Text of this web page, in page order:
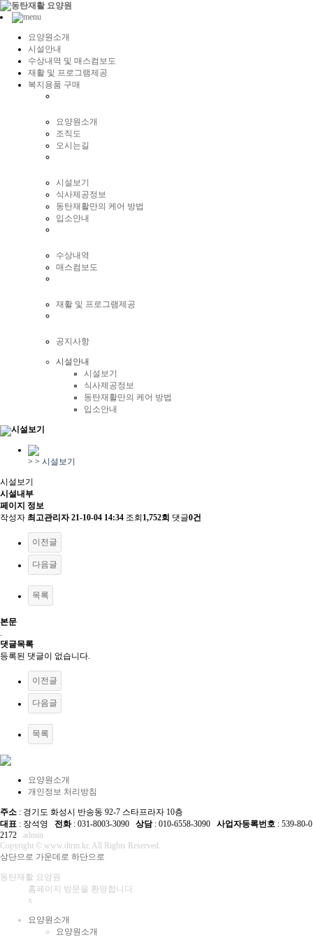
요양원소개
시설안내
수상내역 및 매스컴보도
재활 및 프로그램제공
복지용품 구매
요양원소개
조직도
오시는길
시설보기
식사제공정보
동탄재활만의 케어 방법
입소안내
수상내역
매스컴보도
재활 및 프로그램제공
공지사항
시설안내
시설보기
식사제공정보
동탄재활만의 케어 방법
입소안내
시설보기
> > 시설보기
시설보기
시설내부
페이지 정보
작성자 최고관리자 21-10-04 14:34 조회1,752회 댓글0건
이전글
다음글
목록
본문
댓글목록
등록된 댓글이 없습니다.
이전글
다음글
목록
요양원소개
개인정보 처리방침
주소 : 경기도 화성시 반송동 92-7 스타프라자 10층
대표 : 장석영 전화: 031-8003-3090 상담: 010-6558-3090 사업자등록번호 : 539-80-0
2172
admin
Copyright © www.dtrm.kr. All Rights Reserved.
상단으로 가운데로 하단으로
동탄재활 요양원
홈페이지 방문을 환영합니다.
x
요양원소개
요양원소개